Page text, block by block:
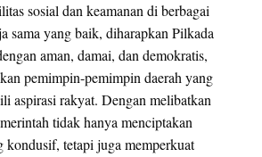
sosial dan keamanan di berbagai
sama yang baik, diharapkan Pilkada
aman, damai, dan demokratis,
pemimpin-pemimpin daerah yang
aspirasi rakyat. Dengan melibatkan
tidak hanya menciptakan
kondusif, tetapi juga memperkuat